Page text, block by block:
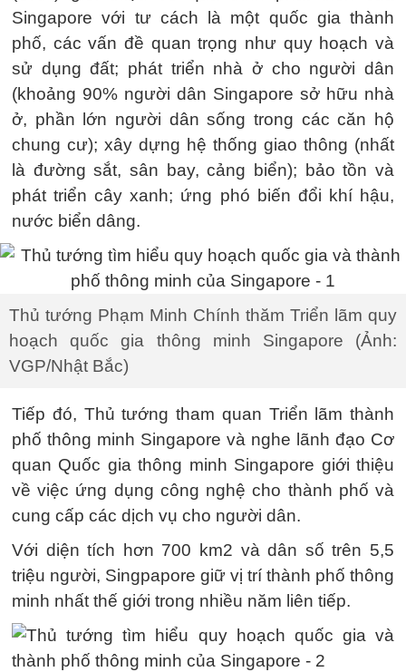
Singapore với tư cách là một quốc gia thành
phố, các vấn đề quan trọng như quy hoạch và
sử dụng đất; phát triển nhà ở cho người dân
(khoảng 90% người dân Singapore sở hữu nhà
ở, phần lớn người dân sống trong các căn hộ
chung cư); xây dựng hệ thống giao thông (nhất
là đường sắt, sân bay, cảng biển); bảo tồn và
phát triển cây xanh; ứng phó biến đổi khí hậu,
nước biển dâng.
Thủ tướng Phạm Minh Chính thăm Triển lãm quy
hoạch quốc gia thông minh Singapore (Ảnh:
VGP/Nhật Bắc)
Tiếp đó, Thủ tướng tham quan Triển lãm thành
phố thông minh Singapore và nghe lãnh đạo Cơ
quan Quốc gia thông minh Singapore giới thiệu
về việc ứng dụng công nghệ cho thành phố và
cung cấp các dịch vụ cho người dân.
Với diện tích hơn 700 km2 và dân số trên 5,5
triệu người, Singpapore giữ vị trí thành phố thông
minh nhất thế giới trong nhiều năm liên tiếp.